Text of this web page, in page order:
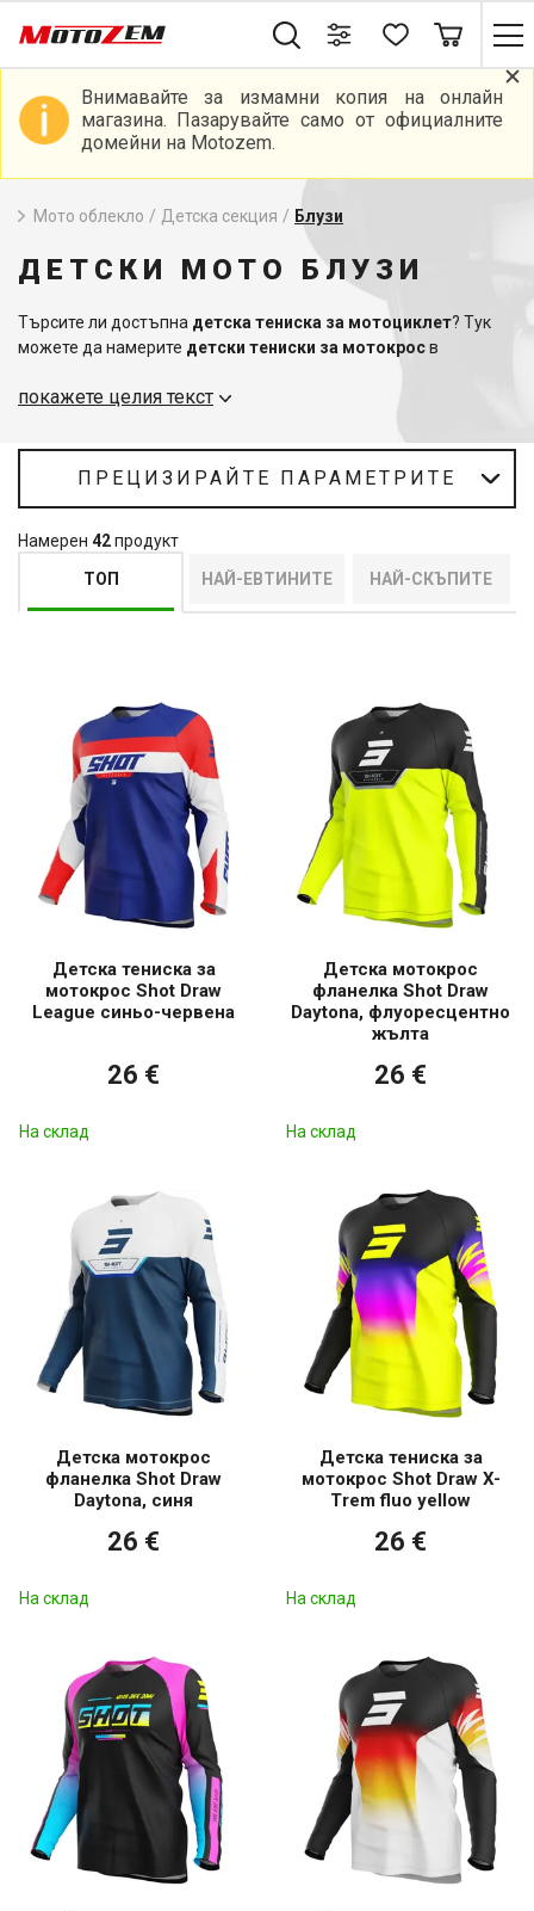
Внимавайте за измамни копия на онлайн
магазина. Пазарувайте само от официалните
домейни на Motozem.
Мото облекло / Детска секция / Блузи
ДЕТСКИ МОТО БЛУЗИ
Търсите ли достъпна детска тениска за мотоциклет? Тук
можете да намерите детски тениски за мотокросв
съчетае цялото си облекло с мотоциклета си за състезания.
под състезателното мото трико, за да не пострада детето ви
при катастрофа. В края на краищата безопасността и
мотоциклетизъм за цялото семейство.
покажете целия текст
ПРЕЦИЗИРАЙТЕ ПАРАМЕТРИТЕ
Намерен 42продукт
ТОП
НАЙ-ЕВТИНИТЕ НАЙ-СКЪПИТЕ
Детска тениска за
мотокрос Shot Draw
League синьо-червена
26 €
На склад
Детска мотокрос
фланелка Shot Draw
Daytona, флуоресцентно
жълта
26 €
На склад
Детска мотокрос
фланелка Shot Draw
Daytona, синя
26 €
На склад
Детска тениска за
мотокрос Shot Draw X-
Trem fluo yellow
26 €
На склад